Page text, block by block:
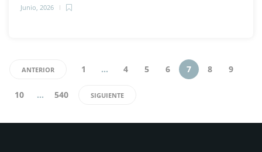
Junio, 2026
ANTERIOR 1 … 4 5 6 7 8 9
10 … 540 SIGUIENTE